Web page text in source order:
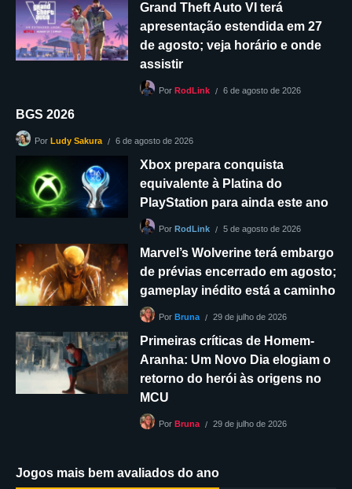
Grand Theft Auto VI terá
apresentação estendida em 27
de agosto; veja horário e onde
assistir
Por RodLink 6 de agosto de 2026
BGS 2026
Por Ludy Sakura 6 de agosto de 2026
Xbox prepara conquista
equivalente à Platina do
PlayStation para ainda este ano
Por RodLink 5 de agosto de 2026
Marvel’s Wolverine terá embargo
de prévias encerrado em agosto;
gameplay inédito está a caminho
Por Bruna 29 de julho de 2026
Primeiras críticas de Homem-
Aranha: Um Novo Dia elogiam o
retorno do herói às origens no
MCU
Por Bruna 29 de julho de 2026
Jogos mais bem avaliados do ano